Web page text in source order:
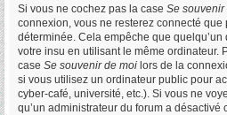
Si vous ne cochez pas la case Se souvenir
connexion, vous ne resterez connecté que
déterminée. Cela empêche que quelqu’un
votre insu en utilisant le même ordinateur.
case Se souvenir de moi lors de la
si vous utilisez un ordinateur public pour
cyber-café, université, etc.). Si vous ne
qu’un administrateur du forum a désactivé